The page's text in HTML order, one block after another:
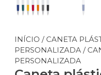
INÍCIO / CANETA
PERSONALIZADA /
PERSONALIZADA